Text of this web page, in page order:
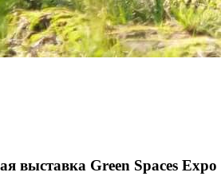
выставка Green Spaces